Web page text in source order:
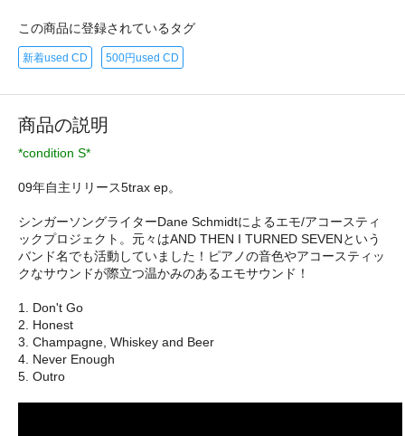
この商品に登録されているタグ
新着used CD 500円used CD
商品の説明
*condition S*
09年自主リリース5trax ep。
シンガーソングライターDane Schmidtによるエモ/アコースティ
ックプロジェクト。元々はAND THEN I TURNED SEVENという
バンド名でも活動していました！ピアノの音色やアコースティッ
クなサウンドが際立つ温かみのあるエモサウンド！
1. Don't Go
2. Honest
3. Champagne, Whiskey and Beer
4. Never Enough
5. Outro